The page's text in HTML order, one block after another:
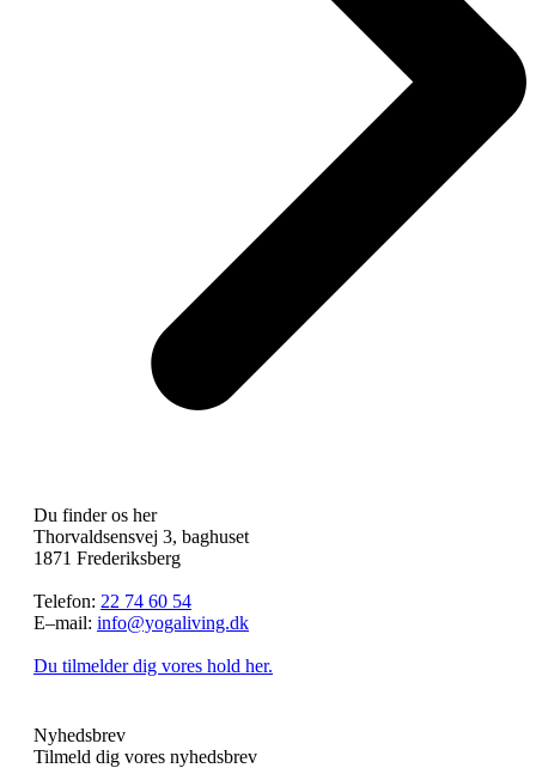
Du finder os her
Thorvaldsensvej 3, baghuset
1871 Frederiksberg
Telefon: 22 74 60 54
E–mail: info@yogaliving.dk
Du tilmelder dig vores hold her.
Nyhedsbrev
Tilmeld dig vores nyhedsbrev